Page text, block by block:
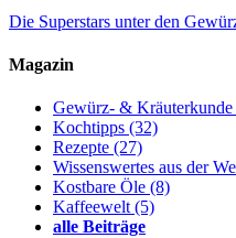
Die Superstars unter den
Magazin
Gewürz- & Kräuterkunde
Kochtipps (32)
Rezepte (27)
Wissenswertes aus der
Kostbare Öle (8)
Kaffeewelt(5)
alle Beiträge